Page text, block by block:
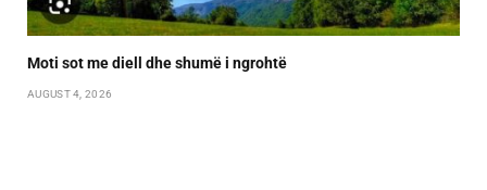
Moti sot me diell dhe shumë i ngrohtë
AUGUST 4, 2026